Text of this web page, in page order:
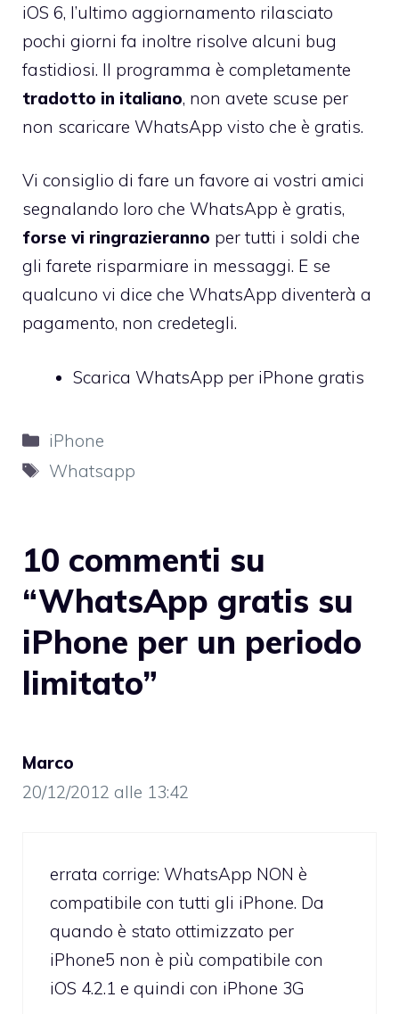
iOS 6, l’ultimo aggiornamento rilasciato
pochi giorni fa inoltre risolve alcuni bug
fastidiosi. Il programma è completamente
tradotto in italiano, non avete scuse per
non scaricare WhatsApp visto che è gratis.
Vi consiglio di fare un favore ai vostri amici
segnalando loro che WhatsApp è gratis,
forse vi ringrazieranno per tutti i soldi che
gli farete risparmiare in messaggi. E se
qualcuno vi dice che WhatsApp diventerà a
pagamento, non credetegli.
Scarica WhatsApp per iPhone gratis
Categorie
iPhone
Tag
Whatsapp
10 commenti su
“WhatsApp gratis su
iPhone per un periodo
limitato”
Marco
20/12/2012 alle 13:42
errata corrige: WhatsApp NON è
compatibile con tutti gli iPhone. Da
quando è stato ottimizzato per
iPhone5 non è più compatibile con
iOS 4.2.1 e quindi con iPhone 3G